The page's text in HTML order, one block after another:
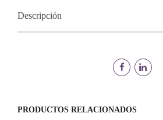
-
AROMATERAPIA
Descripción
PRODUCTOS RELACIONADOS